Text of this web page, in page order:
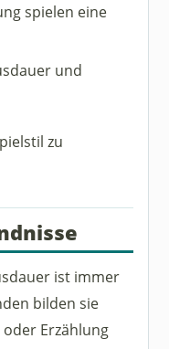
spielen eine
und
zu
ist immer
bilden sie
Erzählung